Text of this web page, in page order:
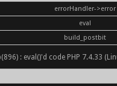
errorHandler->error
eval
build_postbit
: eval()'d code PHP 7.4.33